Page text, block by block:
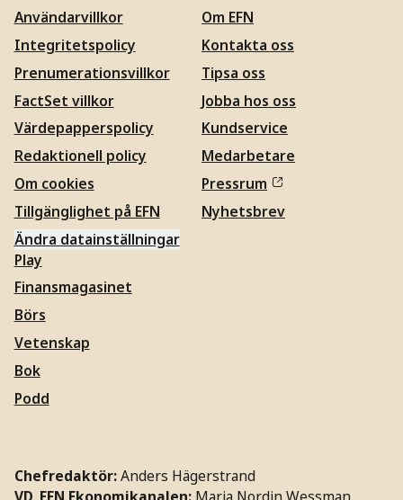
Användarvillkor
Integritetspolicy
Prenumerationsvillkor
FactSet villkor
Värdepapperspolicy
Redaktionell policy
Om cookies
Tillgänglighet på EFN
Ändra datainställningar
Om EFN
Kontakta oss
Tipsa oss
Jobba hos oss
Kundservice
Medarbetare
Pressrum
Nyhetsbrev
Play
Finansmagasinet
Börs
Vetenskap
Bok
Podd
Chefredaktör:Anders Hägerstrand